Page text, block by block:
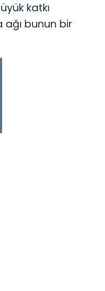
katkı
bunun bir